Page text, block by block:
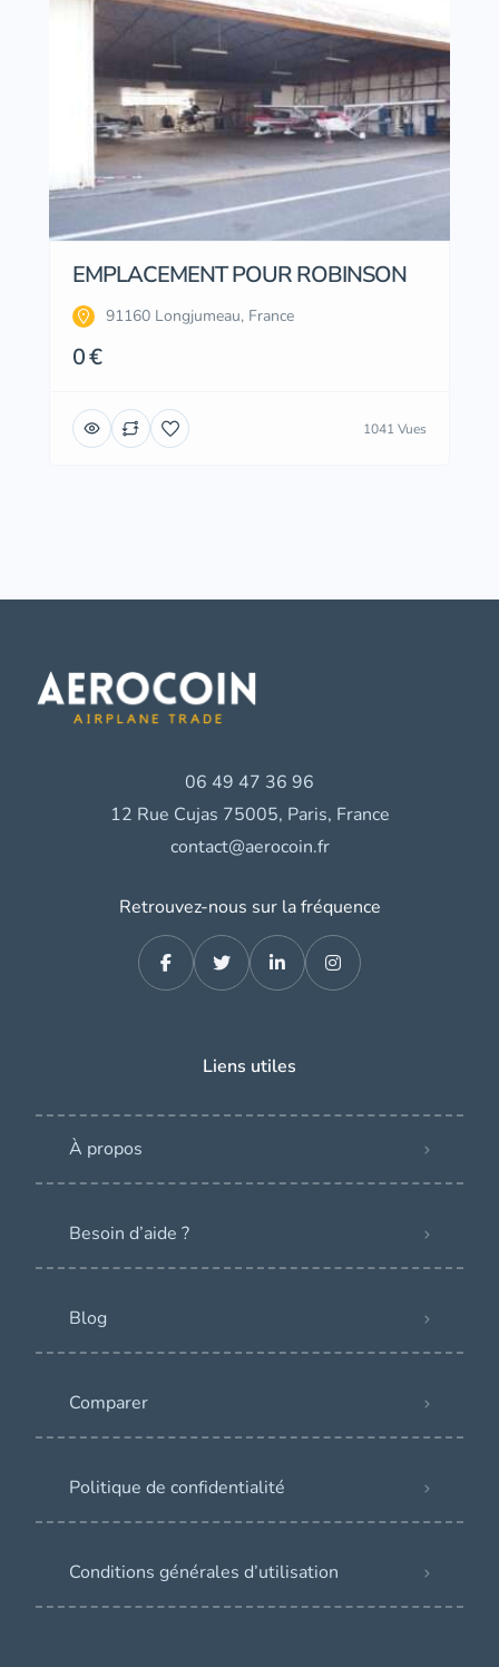
EMPLACEMENT POUR ROBINSON
91160 Longjumeau, France
0 €
1041 Vues
06 49 47 36 96
12 Rue Cujas 75005, Paris, France
contact@aerocoin.fr
Retrouvez-nous sur la fréquence
Liens utiles
À propos
Besoin d’aide ?
Blog
Comparer
Politique de confidentialité
Conditions générales d’utilisation